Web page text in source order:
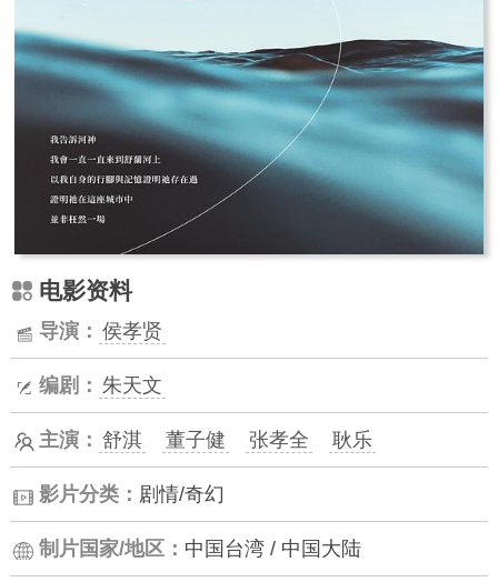
电影资料
导演： 侯孝贤
编剧： 朱天文
主演： 舒淇 董子健 张孝全 耿乐
影片分类： 剧情/奇幻
制片国家/地区： 中国台湾 / 中国大陆